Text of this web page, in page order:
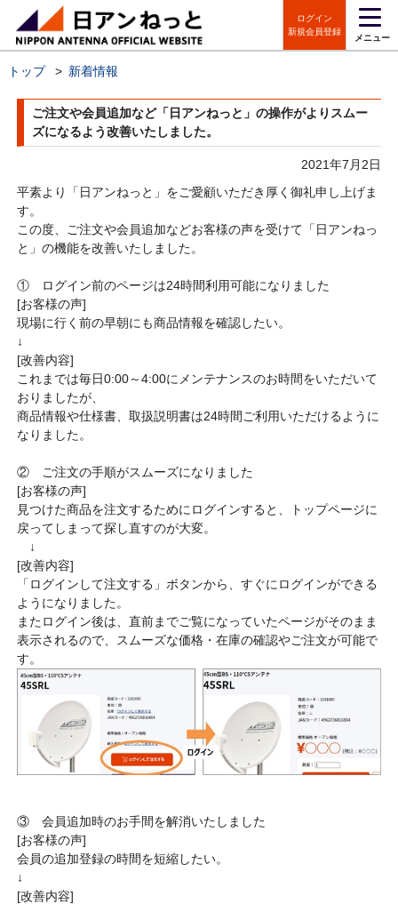
ログイン
新規会員登録
メニュー
トップ > 新着情報
ご注文や会員追加など「日アンねっと」の操作がよりスムー
ズになるよう改善いたしました。
2021年7月2日
平素より「日アンねっと」をご愛顧いただき厚く御礼申し上げま
す。
この度、ご注文や会員追加などお客様の声を受けて「日アンねっ
と」の機能を改善いたしました。
① ログイン前のページは24時間利用可能になりました
[お客様の声]
現場に行く前の早朝にも商品情報を確認したい。
↓
[改善内容]
これまでは毎日0:00～4:00にメンテナンスのお時間をいただいて
おりましたが、
商品情報や仕様書、取扱説明書は24時間ご利用いただけるように
なりました。
② ご注文の手順がスムーズになりました
[お客様の声]
見つけた商品を注文するためにログインすると、トップページに
戻ってしまって探し直すのが大変。
↓
[改善内容]
「ログインして注文する」ボタンから、すぐにログインができる
ようになりました。
またログイン後は、直前までご覧になっていたページがそのまま
表示されるので、スムーズな価格・在庫の確認やご注文が可能で
す。
③ 会員追加時のお手間を解消いたしました
[お客様の声]
会員の追加登録の時間を短縮したい。
↓
[改善内容]